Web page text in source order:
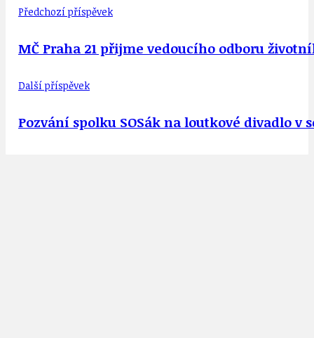
Předchozí příspěvek
MČ Praha 21 přijme vedoucího odboru
Další příspěvek
Pozvání spolku SOSák na loutkové divadlo v